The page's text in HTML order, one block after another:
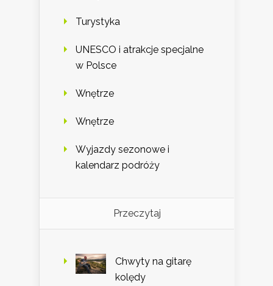
Turystyka
UNESCO i atrakcje specjalne
w Polsce
Wnętrze
Wnętrze
Wyjazdy sezonowe i
kalendarz podróży
Przeczytaj
Chwyty na gitarę
kolędy